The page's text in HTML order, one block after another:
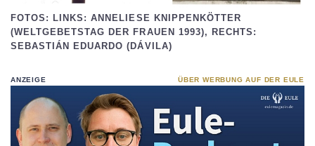
FOTOS: LINKS: ANNELIESE KNIPPENKÖTTER
(WELTGEBETSTAG DER FRAUEN 1993), RECHTS:
SEBASTIÁN EDUARDO (DÁVILA)
ANZEIGE ÜBER WERBUNG AUF DER EULE